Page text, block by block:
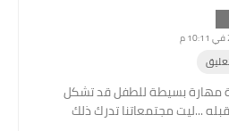
مهارة بسيطة للطفل قد تشكل
...ليت مجتمعاتنا تدرك ذلك